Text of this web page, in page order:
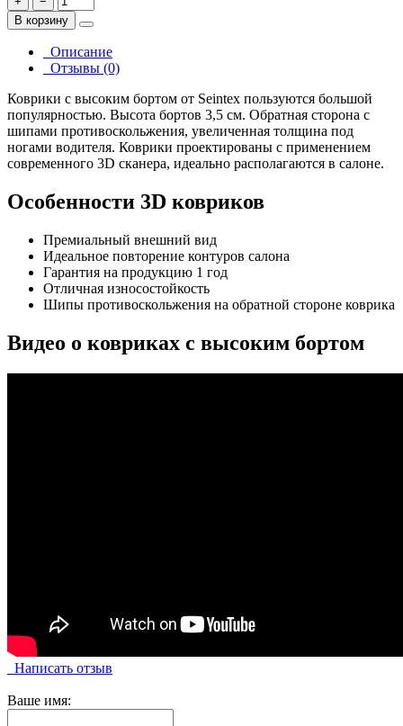
В корзину
Описание
Отзывы (0)
Коврики с высоким бортом от Seintex пользуются большой
популярностью. Высота бортов 3,5 см. Обратная сторона с
шипами противоскольжения, увеличенная толщина под
ногами водителя. Коврики проектированы с применением
современного 3D сканера, идеально располагаются в салоне.
Особенности 3D ковриков
Премиальный внешний вид
Идеальное повторение контуров салона
Гарантия на продукцию 1 год
Отличная износостойкость
Шипы противоскольжения на обратной стороне коврика
Видео о ковриках с высоким бортом
Написать отзыв
Ваше имя: